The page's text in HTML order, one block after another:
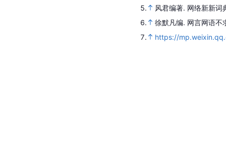
5.
风君编著. 网络新新词
6.
徐默凡编. 网言网语不
7.
https://